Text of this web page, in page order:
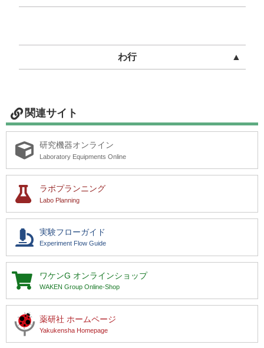
わ行 ▲
関連サイト
研究機器オンライン
Laboratory Equipments Online
ラボプランニング
Labo Planning
実験フローガイド
Experiment Flow Guide
ワケンG オンラインショップ
WAKEN Group Online-Shop
薬研社 ホームページ
Yakukensha Homepage